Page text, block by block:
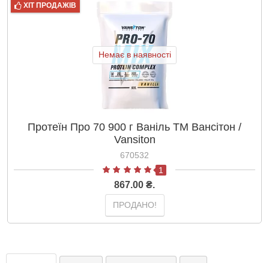
ХІТ ПРОДАЖІВ
Немає в наявності
Протеїн Про 70 900 г Ваніль ТМ Вансітон /
Vansiton
670532
1
867.00 ₴.
ПРОДАНО!